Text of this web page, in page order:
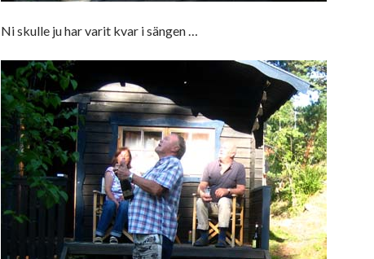
Ni skulle ju har varit kvar i sängen …